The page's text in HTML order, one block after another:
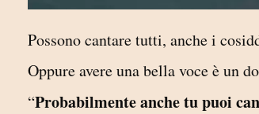
Possono cantare tutti, anche i
Oppure avere una bella voce è un
“Probabilmente anche tu puoi